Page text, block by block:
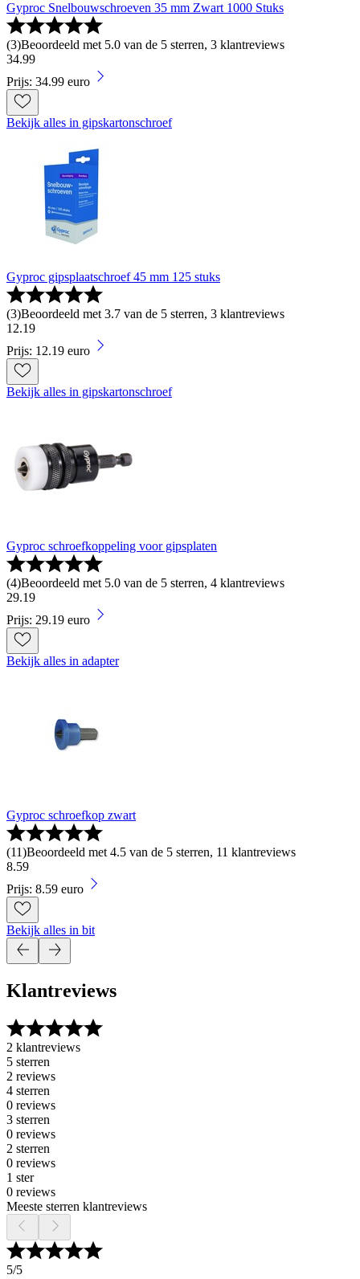
Gyproc Snelbouwschroeven 35 mm Zwart 1000 Stuks
(3)Beoordeeld met 5.0 van de 5 sterren, 3 klantreviews
34.99
Prijs: 34.99 euro
Bekijk alles in gipskartonschroef
Gyproc gipsplaatschroef 45 mm 125 stuks
(3)Beoordeeld met 3.7 van de 5 sterren, 3 klantreviews
12.19
Prijs: 12.19 euro
Bekijk alles in gipskartonschroef
Gyproc schroefkoppeling voor gipsplaten
(4)Beoordeeld met 5.0 van de 5 sterren, 4 klantreviews
29.19
Prijs: 29.19 euro
Bekijk alles in adapter
Gyproc schroefkop zwart
(11)Beoordeeld met 4.5 van de 5 sterren, 11 klantreviews
8.59
Prijs: 8.59 euro
Bekijk alles in bit
Klantreviews
2 klantreviews
5 sterren
2 reviews
4 sterren
0 reviews
3 sterren
0 reviews
2 sterren
0 reviews
1 ster
0 reviews
Meeste sterren klantreviews
5/5